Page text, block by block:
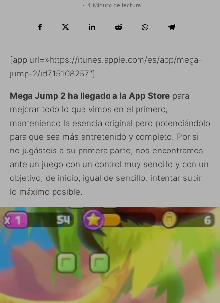
· 1 Minuto de lectura
[app url=»https://itunes.apple.com/es/app/mega-
jump-2/id715108257″]
Mega Jump 2 ha llegado a la App Store para
mejorar todo lo que vimos en el primero,
manteniendo la esencia original pero potenciándolo
para que sea más entretenido y completo. Por si
no jugásteis a su primera parte, nos encontramos
ante un juego con un control muy sencillo y con un
objetivo, de inicio, igual de sencillo: intentar subir
lo máximo posible.